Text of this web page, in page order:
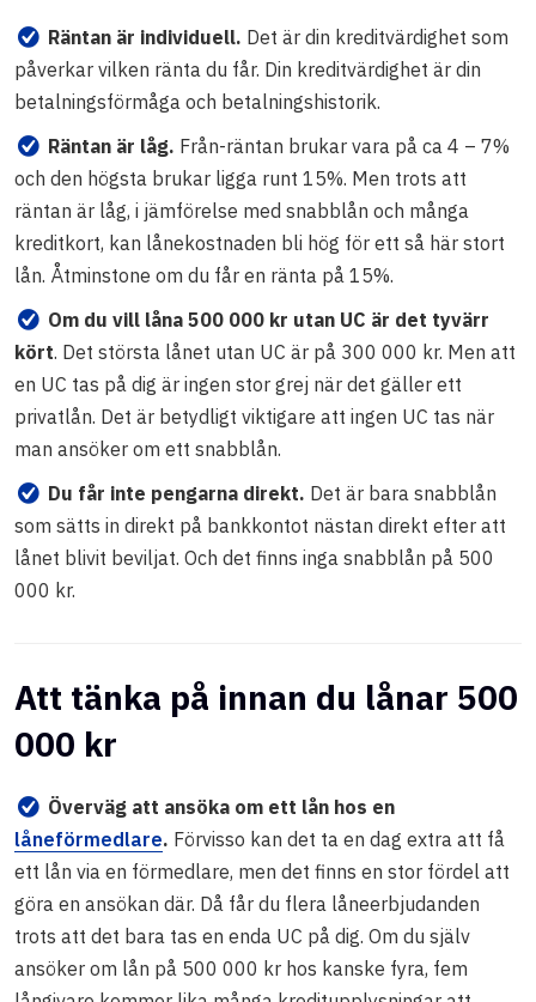
Räntan är individuell. Det är din kreditvärdighet som
påverkar vilken ränta du får. Din kreditvärdighet är din
betalningsförmåga och betalningshistorik.
Räntan är låg. Från-räntan brukar vara på ca 4 – 7%
och den högsta brukar ligga runt 15%. Men trots att
räntan är låg, i jämförelse med snabblån och många
kreditkort, kan lånekostnaden bli hög för ett så här stort
lån. Åtminstone om du får en ränta på 15%.
Om du vill låna 500 000 kr utan UC är det tyvärr
kört. Det största lånet utan UC är på 300 000 kr. Men att
en UC tas på dig är ingen stor grej när det gäller ett
privatlån. Det är betydligt viktigare att ingen UC tas när
man ansöker om ett snabblån.
Du får inte pengarna direkt. Det är bara snabblån
som sätts in direkt på bankkontot nästan direkt efter att
lånet blivit beviljat. Och det finns inga snabblån på 500
000 kr.
Att tänka på innan du lånar 500
000 kr
Överväg att ansöka om ett lån hos en
låneförmedlare. Förvisso kan det ta en dag extra att få
ett lån via en förmedlare, men det finns en stor fördel att
göra en ansökan där. Då får du flera låneerbjudanden
trots att det bara tas en enda UC på dig. Om du själv
ansöker om lån på 500 000 kr hos kanske fyra, fem